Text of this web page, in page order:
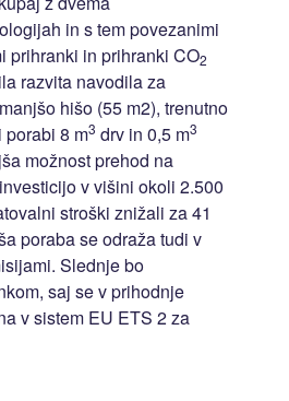
in s tem povezanimi
prihranki in prihranki CO2
razvita navodila za
hišo (55 m2), trenutno
8 m3 drv in 0,5 m3
možnost prehod na
v višini okoli 2.500
stroški znižali za 41
poraba se odraža tudi v
Slednje bo
saj se v prihodnje
v sistem EU ETS 2 za